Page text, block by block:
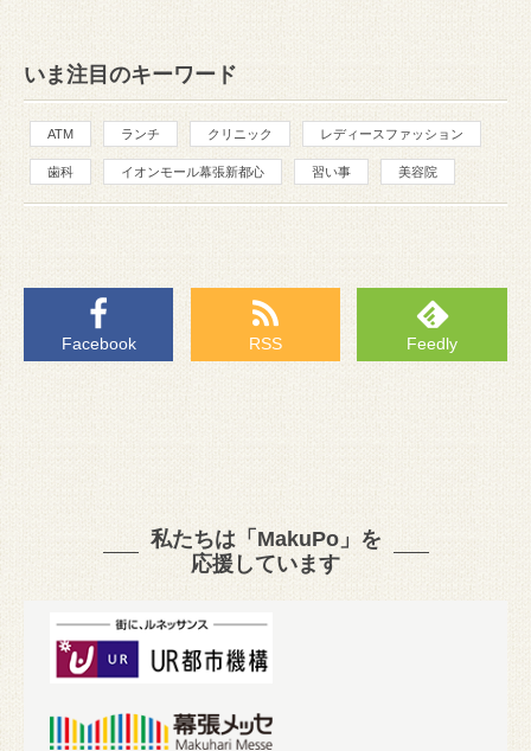
いま注目のキーワード
ATM ランチ クリニック レディースファッション
歯科 イオンモール幕張新都心 習い事 美容院
Facebook RSS Feedly
私たちは「MakuPo」を
応援しています